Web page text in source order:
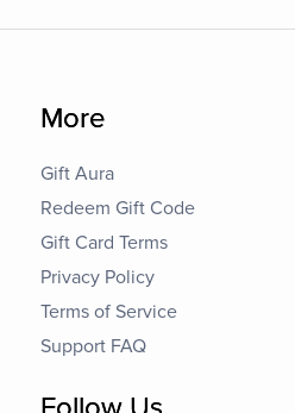
More
Gift Aura
Redeem Gift Code
Gift Card Terms
Privacy Policy
Terms of Service
Support FAQ